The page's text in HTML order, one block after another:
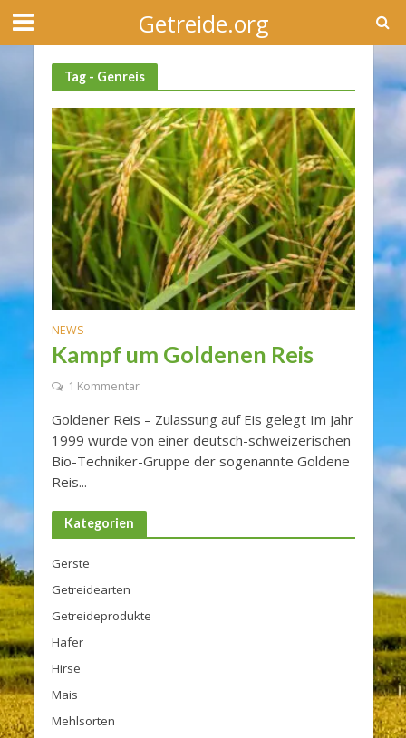
Getreide.org
Tag - Genreis
NEWS
Kampf um Goldenen Reis
1 Kommentar
Goldener Reis – Zulassung auf Eis gelegt Im Jahr
1999 wurde von einer deutsch-schweizerischen
Bio-Techniker-Gruppe der sogenannte Goldene
Reis...
Kategorien
Gerste
Getreidearten
Getreideprodukte
Hafer
Hirse
Mais
Mehlsorten